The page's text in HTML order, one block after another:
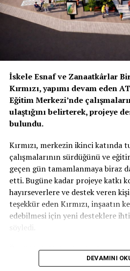
UP NEXT
Hasipoğlu: “İsrail-İran
olmasıyla gelişmeleri endişeyle
Girne’de denizde yüzerken
yaşamını yitirdi
İskele Esnaf ve Zanaatkârlar
Kırmızı, yapımı devam eden
Eğitim Merkezi’nde
ulaştığını belirterek, projeye
bulundu.
Kırmızı, merkezin ikinci katında
çalışmalarının sürdüğünü ve
geçen gün tamamlanmaya biraz
etti. Bugüne kadar projeye katkı
hayırseverlere ve destek veren
teşekkür eden Kırmızı, inşaatın
edebilmesi için yeni desteklere
söyledi.
Özellikle tuğla başta olmak üzere
malzemelerinin temin edilmesinin
DEVAMINI